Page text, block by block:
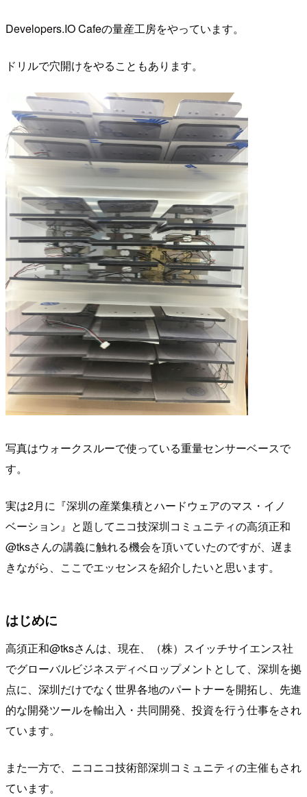
Developers.IO Cafeの量産工房をやっています。
ドリルで穴開けをやることもあります。
写真はウォークスルーで使っている重量センサーベースで
す。
実は2月に『深圳の産業集積とハードウェアのマス・イノ
ベーション』と題してニコ技深圳コミュニティの高須正和
@tksさんの講義に触れる機会を頂いていたのですが、遅ま
きながら、ここでエッセンスを紹介したいと思います。
はじめに
高須正和@tksさんは、現在、（株）スイッチサイエンス社
でグローバルビジネスディベロップメントとして、深圳を拠
点に、深圳だけでなく世界各地のパートナーを開拓し、先進
的な開発ツールを輸出入・共同開発、投資を行う仕事をされ
ています。
また一方で、ニコニコ技術部深圳コミュニティの主催もされ
ています。